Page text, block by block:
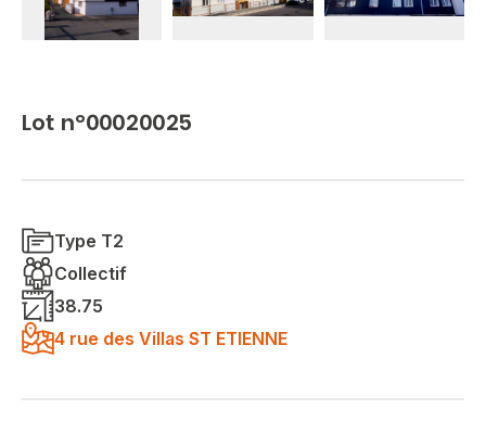
Lot n°00020025
Type T2
Collectif
38.75
4 rue des Villas ST ETIENNE